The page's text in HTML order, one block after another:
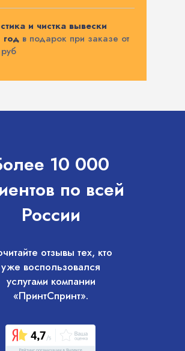
и чистка вывески
год в подарок при заказе от
10 000
по всей
России
отзывы тех, кто
уже воспользовался
услугами компании
«ПринтСпринт».